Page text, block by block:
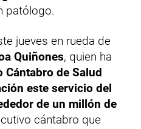
patólogo.
jueves en rueda de
Quiñones, quien ha
Cántabro de Salud
este servicio del
de un millón de
cántabro que